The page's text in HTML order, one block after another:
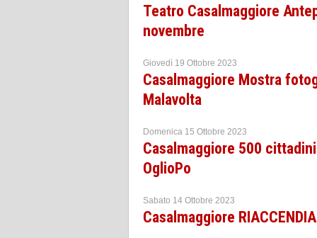
Teatro Casalmaggiore
novembre
Giovedì 19 Ottobre 2023
Casalmaggiore Mostra
Malavolta
Domenica 15 Ottobre 2023
Casalmaggiore 500
OglioPo
Sabato 14 Ottobre 2023
Casalmaggiore